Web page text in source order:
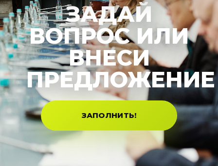
ЗАДАЙ
ВОПРОС ИЛИ
ВНЕСИ
ПРЕДЛОЖЕНИЕ
ЗАПОЛНИТЬ!